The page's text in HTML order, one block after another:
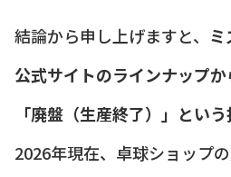
結論から申し上げますと、
公式サイトのラインナップ
「廃盤（生産終了）」とい
2026年現在、卓球ショップ